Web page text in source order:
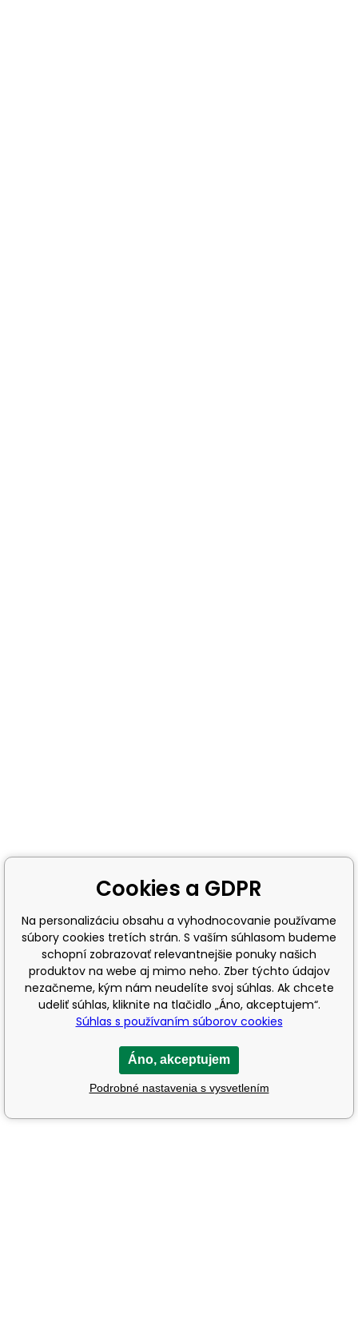
Cookies a GDPR
Na personalizáciu obsahu a vyhodnocovanie používame
súbory cookies tretích strán. S vaším súhlasom budeme
schopní zobrazovať relevantnejšie ponuky našich
produktov na webe aj mimo neho. Zber týchto údajov
nezačneme, kým nám neudelíte svoj súhlas. Ak chcete
udeliť súhlas, kliknite na tlačidlo „Áno, akceptujem“.
Súhlas s používaním súborov cookies
Áno, akceptujem
Podrobné nastavenia s vysvetlením